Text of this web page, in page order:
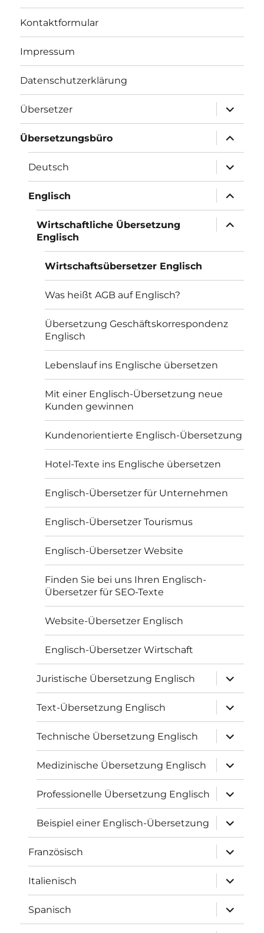
Kontaktformular
Impressum
Datenschutzerklärung
Übersetzer
öffnen
Übersetzungsbüro
öffnen
Deutsch
öffnen
Englisch
öffnen
Wirtschaftliche Übersetzung
Englisch
öffnen
Wirtschaftsübersetzer Englisch
Was heißt AGB auf Englisch?
Übersetzung Geschäftskorrespondenz
Englisch
Lebenslauf ins Englische übersetzen
Mit einer Englisch-Übersetzung neue
Kunden gewinnen
Kundenorientierte Englisch-Übersetzung
Hotel-Texte ins Englische übersetzen
Englisch-Übersetzer für Unternehmen
Englisch-Übersetzer Tourismus
Englisch-Übersetzer Website
Finden Sie bei uns Ihren Englisch-
Übersetzer für SEO-Texte
Website-Übersetzer Englisch
Englisch-Übersetzer Wirtschaft
Juristische Übersetzung Englisch
öffnen
Text-Übersetzung Englisch
öffnen
Technische Übersetzung Englisch
öffnen
Medizinische Übersetzung Englisch
öffnen
Professionelle Übersetzung Englisch
öffnen
Beispiel einer Englisch-Übersetzung
öffnen
Französisch
öffnen
Italienisch
öffnen
Spanisch
öffnen